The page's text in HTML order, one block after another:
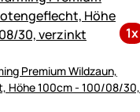
1x
Premium Wildzaun,
Höhe 100cm - 100/08/30,